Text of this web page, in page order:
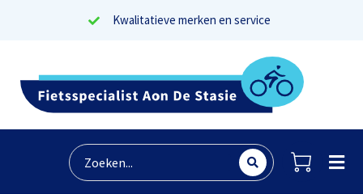
Kwalitatieve merken en service